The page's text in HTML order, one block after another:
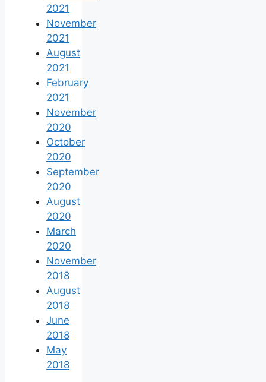
2021
November
2021
August
2021
February
2021
November
2020
October
2020
September
2020
August
2020
March
2020
November
2018
August
2018
June
2018
May
2018